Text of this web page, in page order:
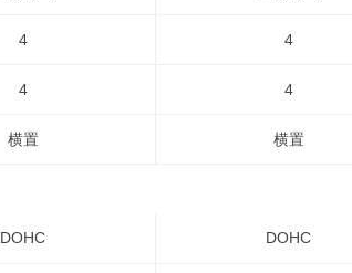
4 4
4 4
横置 横置
DOHC DOHC